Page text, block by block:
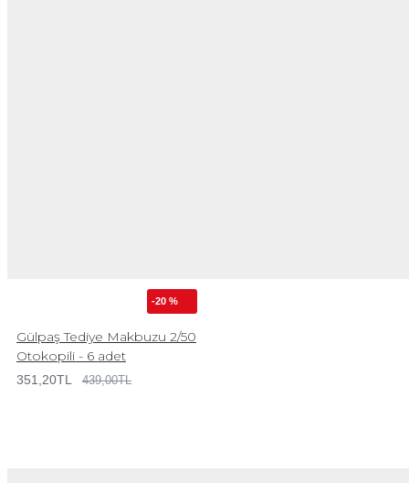
-20 %
Gülpaş Tediye Makbuzu 2/50
Otokopili - 6 adet
351,20TL 439,00TL